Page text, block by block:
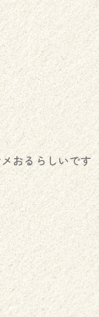
おるらしいです